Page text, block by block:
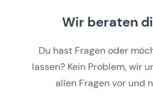
Wir beraten
Du hast Fragen oder
lassen? Kein Problem, wir
allen Fragen vor und